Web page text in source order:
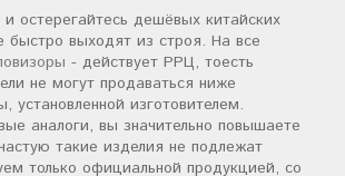
остерегайтесь дешёвых китайских
быстро выходят из строя. На все
- действует РРЦ, тоесть
не могут продаваться ниже
установленной изготовителем.
аналоги, вы значительно повышаете
такие изделия не подлежат
только официальной продукцией, со